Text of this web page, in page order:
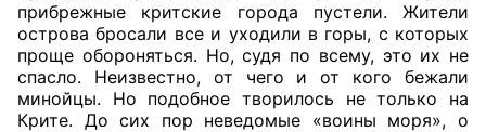
прибрежные критские города пустели. Жители
острова бросали все и уходили в горы, с которых
проще обороняться. Но, судя по всему, это их не
спасло. Неизвестно, от чего и от кого бежали
минойцы. Но подобное творилось не только на
Крите. До сих пор неведомые «воины моря», о